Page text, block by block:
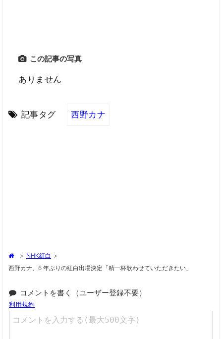
この記事の写真
ありません
記事タグ 西野カナ
> NHK紅白 >
西野カナ、6 年ぶりの紅白出場決定「精一杯歌わせていただきたい」
コメントを書く（ユーザー登録不要）